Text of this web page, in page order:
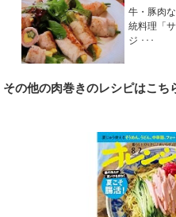
牛・豚肉
統料理「
ジ ･･･
その他の肉巻きのレシピはこち